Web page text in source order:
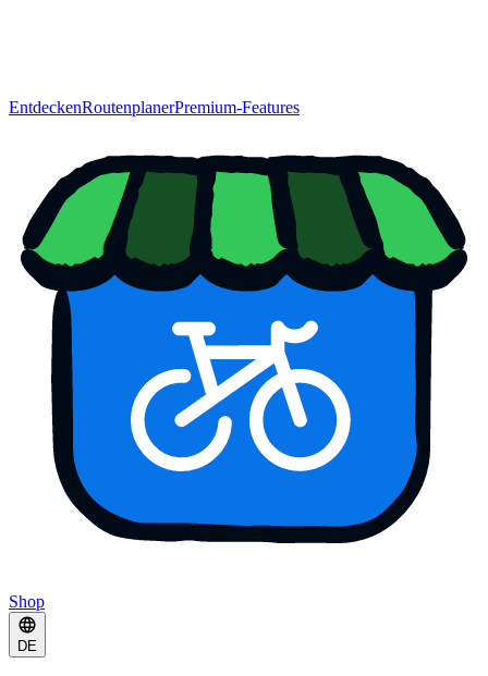
EntdeckenRoutenplanerPremium-Features
Shop
DE